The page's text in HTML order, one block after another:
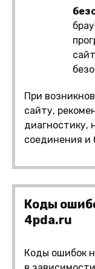
При
сайту,
диагностику,
соединения и
Коды
4pda.ru
Коды ошибок